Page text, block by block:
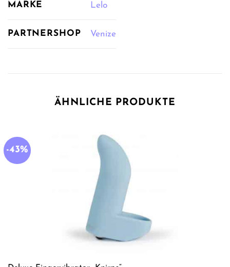
MARKE Lelo
PARTNERSHOP Venize
ÄHNLICHE PRODUKTE
-43%